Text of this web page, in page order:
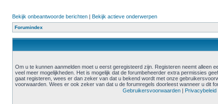
Bekijk onbeantwoorde berichten | Bekijk actieve onderwerpen
Forumindex
Om u te kunnen aanmelden moet u eerst geregisteerd zijn. Registeren neemt alleen
veel meer mogelijkheden. Het is mogelijk dat de forumbeheerder extra permissies
gaat registeren, wees er dan zeker van dat u bekend wordt met onze
voorwaarden. Wees er ook zeker van dat u de forumregels doorleest wanneer u dit
Gebruikersvoorwaarden | Privacybeleid